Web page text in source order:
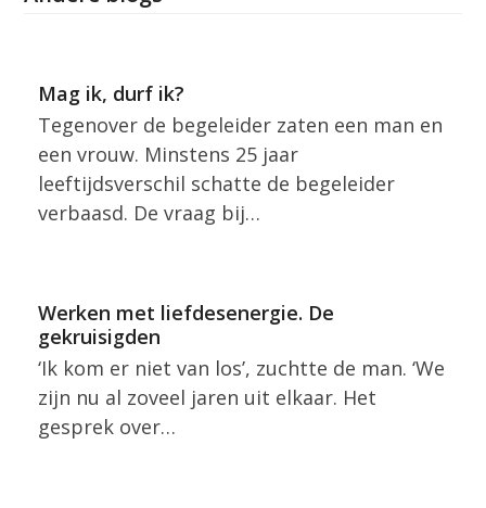
Mag ik, durf ik?
Tegenover de begeleider zaten een man en
een vrouw. Minstens 25 jaar
leeftijdsverschil schatte de begeleider
verbaasd. De vraag bij…
Werken met liefdesenergie. De
gekruisigden
‘Ik kom er niet van los’, zuchtte de man. ‘We
zijn nu al zoveel jaren uit elkaar. Het
gesprek over…